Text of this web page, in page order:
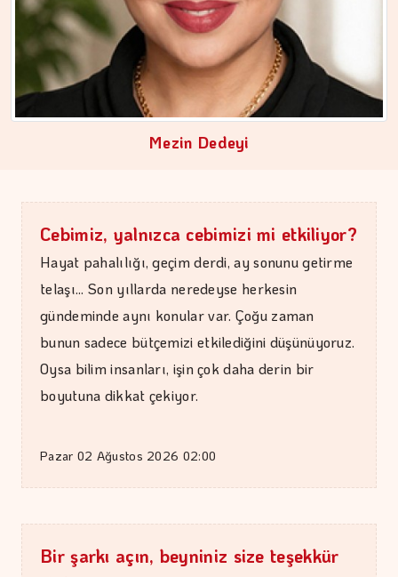
Mezin Dedeyi
Cebimiz, yalnızca cebimizi mi etkiliyor?
Hayat pahalılığı, geçim derdi, ay sonunu getirme
telaşı... Son yıllarda neredeyse herkesin
gündeminde aynı konular var. Çoğu zaman
bunun sadece bütçemizi etkilediğini düşünüyoruz.
Oysa bilim insanları, işin çok daha derin bir
boyutuna dikkat çekiyor.
Pazar 02 Ağustos 2026 02:00
Bir şarkı açın, beyniniz size teşekkür
ÇİĞDEM MEN
Yoğunluktan kaçarken yoğunlaştırdığımız…
MEZİN DEDEYİ